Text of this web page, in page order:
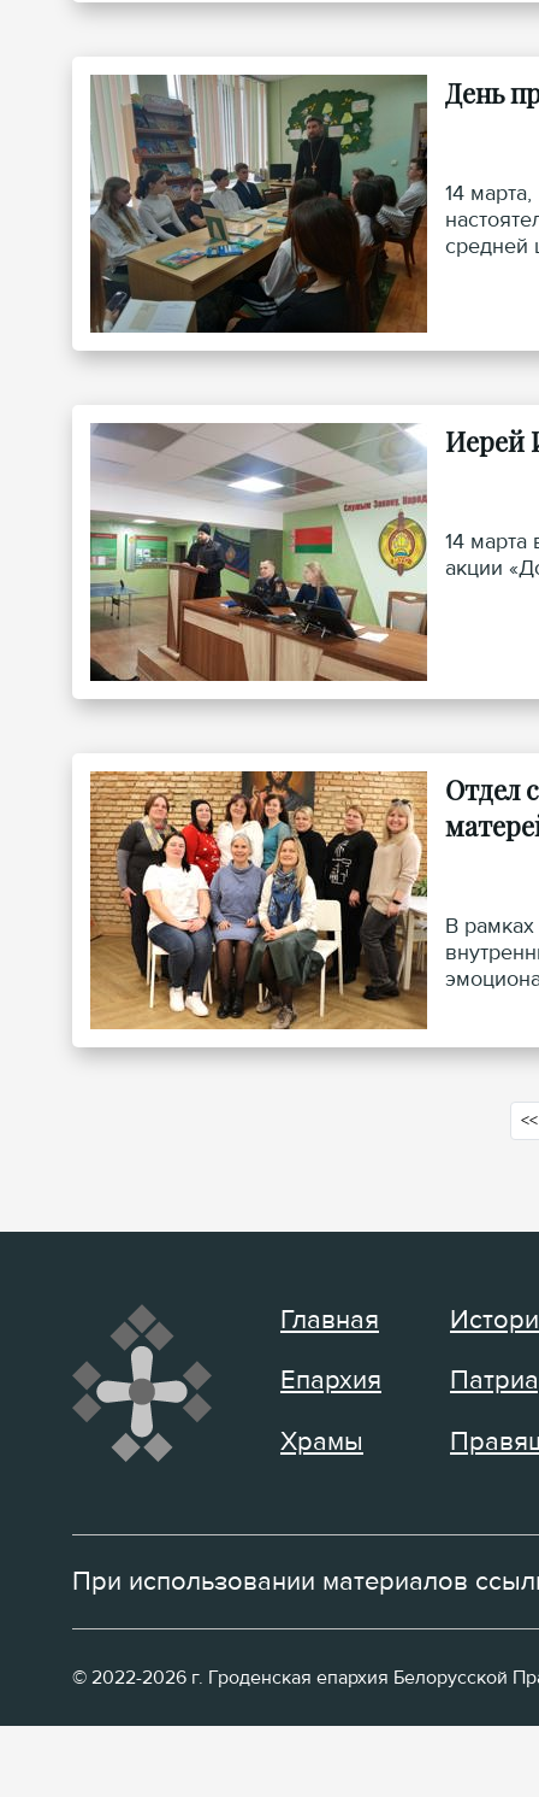
День
14
средней
Иерей
14 марта
акции
Отдел
В
<<
Главная
Епархия
Храмы
При использовании материалов
© 2022-2026 г. Гроденская епархия Белорусской